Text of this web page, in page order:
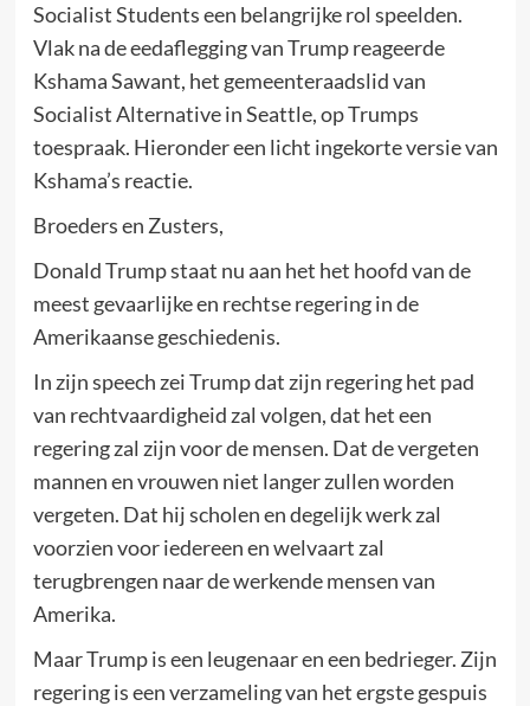
Socialist Students een belangrijke rol speelden.
Vlak na de eedaflegging van Trump reageerde
Kshama Sawant, het gemeenteraadslid van
Socialist Alternative in Seattle, op Trumps
toespraak. Hieronder een licht ingekorte versie van
Kshama’s reactie.
Broeders en Zusters,
Donald Trump staat nu aan het het hoofd van de
meest gevaarlijke en rechtse regering in de
Amerikaanse geschiedenis.
In zijn speech zei Trump dat zijn regering het pad
van rechtvaardigheid zal volgen, dat het een
regering zal zijn voor de mensen. Dat de vergeten
mannen en vrouwen niet langer zullen worden
vergeten. Dat hij scholen en degelijk werk zal
voorzien voor iedereen en welvaart zal
terugbrengen naar de werkende mensen van
Amerika.
Maar Trump is een leugenaar en een bedrieger. Zijn
regering is een verzameling van het ergste gespuis